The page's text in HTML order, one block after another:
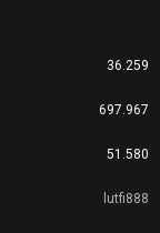
36.259
697.967
51.580
lutfi888